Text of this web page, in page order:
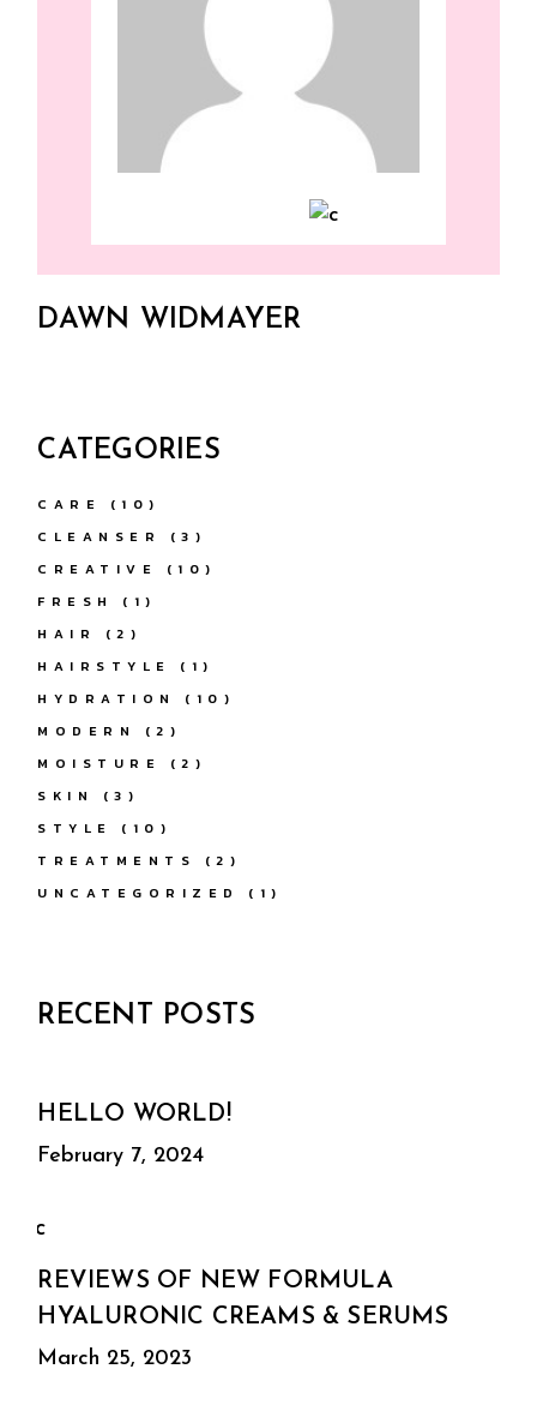
DAWN WIDMAYER
CATEGORIES
CARE
(10)
CLEANSER
(3)
CREATIVE
(10)
FRESH
(1)
HAIR
(2)
HAIRSTYLE
(1)
HYDRATION
(10)
MODERN
(2)
MOISTURE
(2)
SKIN
(3)
STYLE
(10)
TREATMENTS
(2)
UNCATEGORIZED
(1)
RECENT POSTS
HELLO WORLD!
February 7, 2024
REVIEWS OF NEW FORMULA
HYALURONIC CREAMS & SERUMS
March 25, 2023